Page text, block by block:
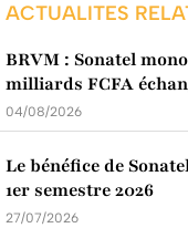
ACTUALITES
BRVM : Sonatel
milliards FCFA
04/08/2026
Le bénéfice de
1er semestre 2026
27/07/2026